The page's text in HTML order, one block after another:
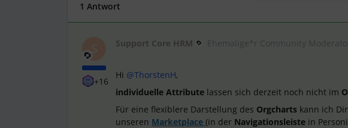
1 Antwort
S
+16
Support Core HRM
Hi @ThorstenH,
individuelle Attribute lassen sich derzeit noch nicht im
Für eine flexiblere Darstellung des Orgcharts kann ich
unseren Marketplace (in der Navigationsleiste in